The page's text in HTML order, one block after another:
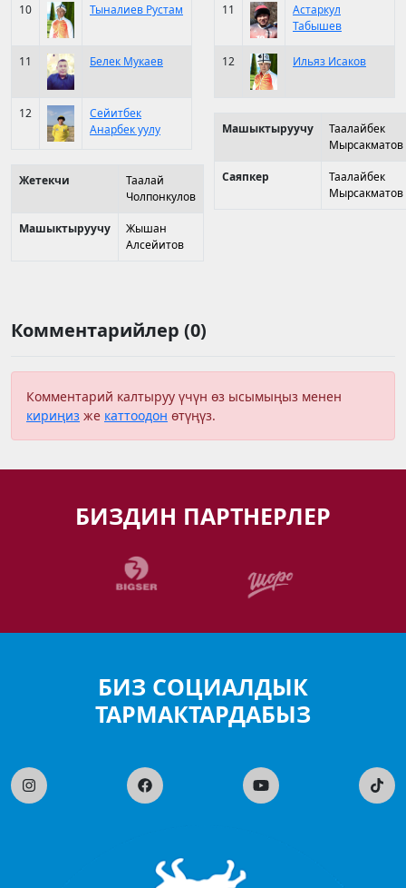
10 Тыналиев Рустам
11 Белек Мукаев
12
Сейитбек
Анарбек уулу
Жетекчи
Таалай
Чолпонкулов
Машыктыруучу
Жышан
Алсейитов
11
Астаркул
Табышев
12 Ильяз Исаков
Машыктыруучу
Таалайбек
Мырсакматов
Саяпкер
Таалайбек
Мырсакматов
Комментарийлер (0)
Комментарий калтыруу үчүн өз ысымыңыз менен
кириңиз же каттоодон өтүңүз.
БИЗДИН ПАРТНЕРЛЕР
БИЗ СОЦИАЛДЫК
ТАРМАКТАРДАБЫЗ